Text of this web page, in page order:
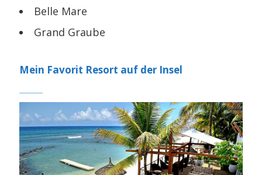
Belle Mare
Grand Graube
Mein Favorit Resort auf der Insel